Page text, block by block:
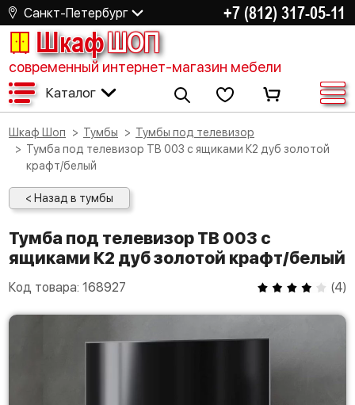
Санкт-Петербург +7 (812) 317-05-11
ШкафШОП
современный интернет-магазин мебели
Каталог
Шкаф Шоп Тумбы
Тумбы под телевизор
Тумба под телевизор ТВ 003 с ящиками К2 дуб золотой
крафт/белый
< Назад в тумбы
Тумба под телевизор ТВ 003 с
ящиками К2 дуб золотой крафт/белый
Код товара: 168927 (4)